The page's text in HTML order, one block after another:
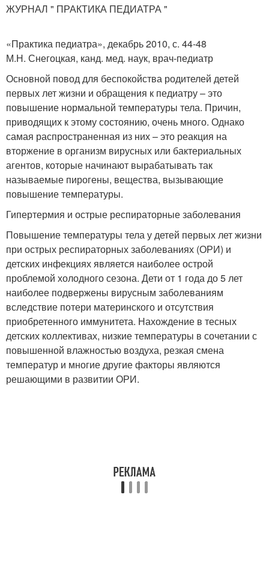
ЖУРНАЛ " ПРАКТИКА ПЕДИАТРА "
«Практика педиатра», декабрь 2010, с. 44-48
М.Н. Снегоцкая, канд. мед. наук, врач-педиатр
Основной повод для беспокойства родителей детей
первых лет жизни и обращения к педиатру – это
повышение нормальной температуры тела. Причин,
приводящих к этому состоянию, очень много. Однако
самая распространенная из них – это реакция на
вторжение в организм вирусных или бактериальных
агентов, которые начинают вырабатывать так
называемые пирогены, вещества, вызывающие
повышение температуры.
Гипертермия и острые респираторные заболевания
Повышение температуры тела у детей первых лет жизни
при острых респираторных заболеваниях (ОРИ) и
детских инфекциях является наиболее острой
проблемой холодного сезона. Дети от 1 года до 5 лет
наиболее подвержены вирусным заболеваниям
вследствие потери материнского и отсутствия
приобретенного иммунитета. Нахождение в тесных
детских коллективах, низкие температуры в сочетании с
повышенной влажностью воздуха, резкая смена
температур и многие другие факторы являются
решающими в развитии ОРИ.